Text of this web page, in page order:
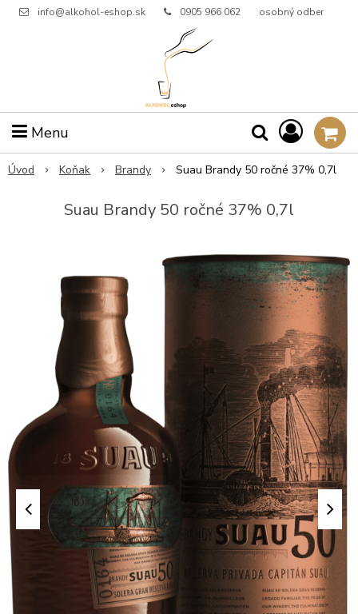
info@alkohol-eshop.sk 0905 966 062 osobný odber
Menu
Úvod Koňak Brandy Suau Brandy 50 ročné 37% 0,7l
Suau Brandy 50 ročné 37% 0,7l